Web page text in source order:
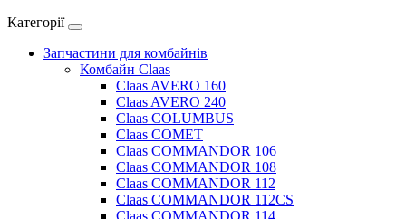
Категорії
Запчастини для комбайнів
Комбайн Claas
Claas AVERO 160
Claas AVERO 240
Claas COLUMBUS
Claas COMET
Claas COMMANDOR 106
Claas COMMANDOR 108
Claas COMMANDOR 112
Claas COMMANDOR 112CS
Claas COMMANDOR 114